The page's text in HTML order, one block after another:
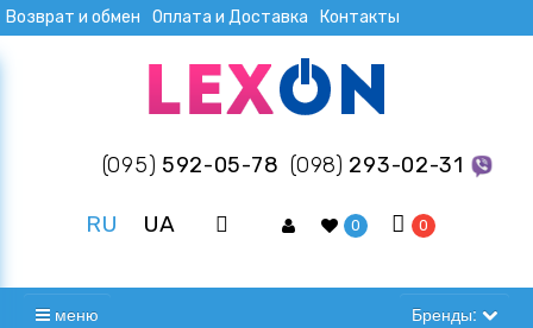
Возврат и обмен Оплата и Доставка Контакты
(095) 592-05-78 (098) 293-02-31
RU UA 0 0
меню Бренды: